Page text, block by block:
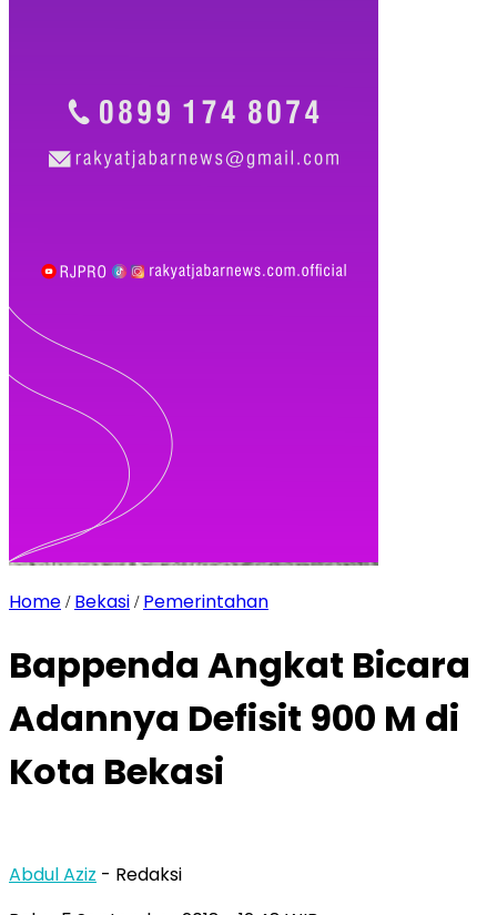
Home / Bekasi / Pemerintahan
Bappenda Angkat Bicara
Adannya Defisit 900 M di
Kota Bekasi
Abdul Aziz - Redaksi